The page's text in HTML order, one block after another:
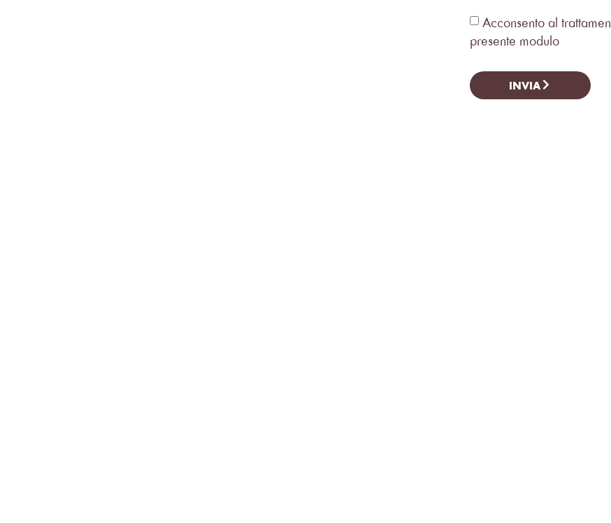
Acconsento al
presente modulo
INVIA